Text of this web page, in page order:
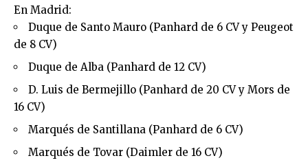
En Madrid:
Duque de Santo Mauro (Panhard de 6 CV y Peugeot
de 8 CV)
Duque de Alba (Panhard de 12 CV)
D. Luis de Bermejillo (Panhard de 20 CV y Mors de
16 CV)
Marqués de Santillana (Panhard de 6 CV)
Marqués de Tovar (Daimler de 16 CV)